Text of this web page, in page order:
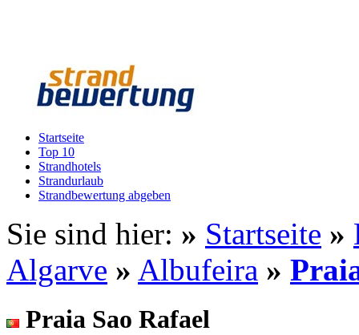
Startseite
Top 10
Strandhotels
Strandurlaub
Strandbewertung abgeben
Sie sind hier: » Startseite »
Algarve » Albufeira »
Praia Sao Rafael